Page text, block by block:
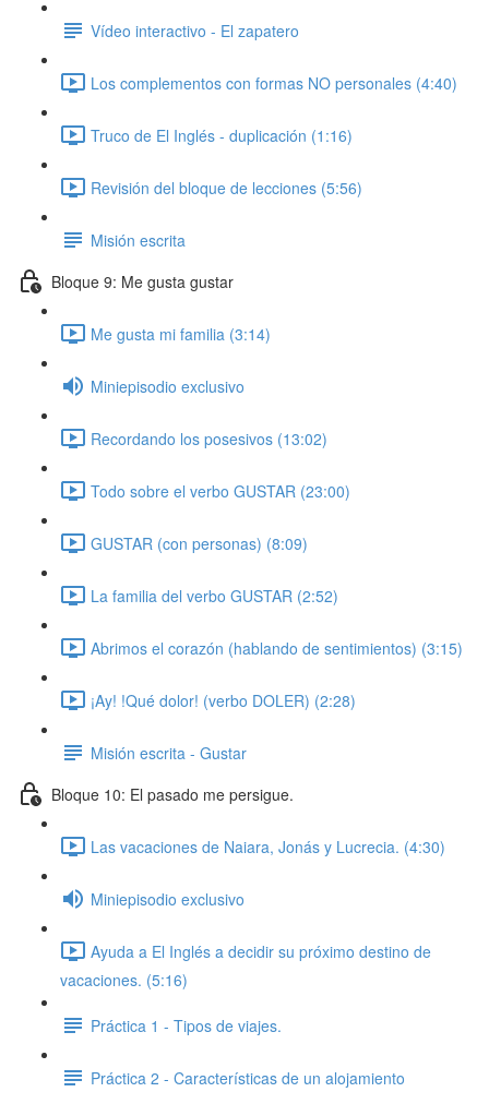
Vídeo interactivo - El zapatero
Los complementos con formas NO personales (4:40)
Truco de El Inglés - duplicación (1:16)
Revisión del bloque de lecciones (5:56)
Misión escrita
Bloque 9: Me gusta gustar
Me gusta mi familia (3:14)
Miniepisodio exclusivo
Recordando los posesivos (13:02)
Todo sobre el verbo GUSTAR (23:00)
GUSTAR (con personas) (8:09)
La familia del verbo GUSTAR (2:52)
Abrimos el corazón (hablando de sentimientos) (3:15)
¡Ay! !Qué dolor! (verbo DOLER) (2:28)
Misión escrita - Gustar
Bloque 10: El pasado me persigue.
Las vacaciones de Naiara, Jonás y Lucrecia. (4:30)
Miniepisodio exclusivo
Ayuda a El Inglés a decidir su próximo destino de
vacaciones. (5:16)
Práctica 1 - Tipos de viajes.
Práctica 2 - Características de un alojamiento